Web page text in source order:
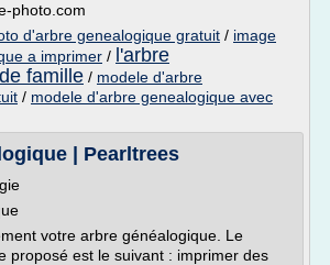
photo.com
d'arbre genealogique gratuit / image
a imprimer / l'arbre
famille / modele d'arbre
/ modele d'arbre genealogique avec
| Pearltrees
votre arbre généalogique. Le
proposé est le suivant : imprimer des